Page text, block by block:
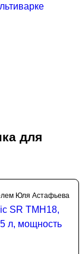
для
Юля Астафьева
SR TMH18,
л, мощность